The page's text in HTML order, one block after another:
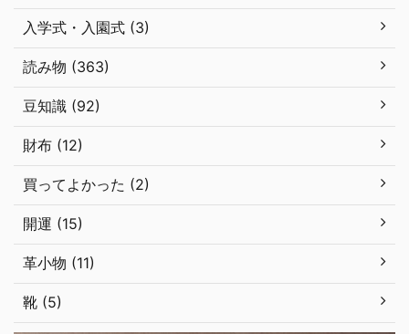
入学式・入園式 (3)
読み物 (363)
豆知識 (92)
財布 (12)
買ってよかった (2)
開運 (15)
革小物 (11)
靴 (5)